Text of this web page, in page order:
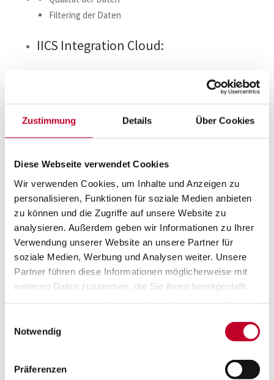
Zustimmung Details Über Cookies
Diese Webseite verwendet Cookies
Wir verwenden Cookies, um Inhalte und Anzeigen zu
personalisieren, Funktionen für soziale Medien anbieten
zu können und die Zugriffe auf unsere Website zu
analysieren. Außerdem geben wir Informationen zu Ihrer
Verwendung unserer Website an unsere Partner für
soziale Medien, Werbung und Analysen weiter. Unsere
Partner führen diese Informationen möglicherweise mit
weiteren Daten zusammen, die Sie ihnen bereitgestellt
Notwendig
Präferenzen
Filtering der Daten
IICS Integration Cloud:
Data Integration und Applikation Integration werde im
Apps entwickeln und veröffentlichen
Integration der Daten in Datenbank, Datei , App
Extract, Transform, Load (ETL) in Cloud, ähnlich
zum on-Premise Product PowerCenter
IICS Master Data Managment Cloud:
Bereich für Business 360.
Verbesserung Business für Kunden, Produktion